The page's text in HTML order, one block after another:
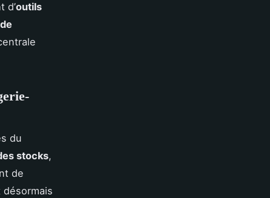
d’outils
du
stocks,
de